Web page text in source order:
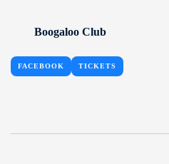
Boogaloo Club
FACEBOOK TICKETS